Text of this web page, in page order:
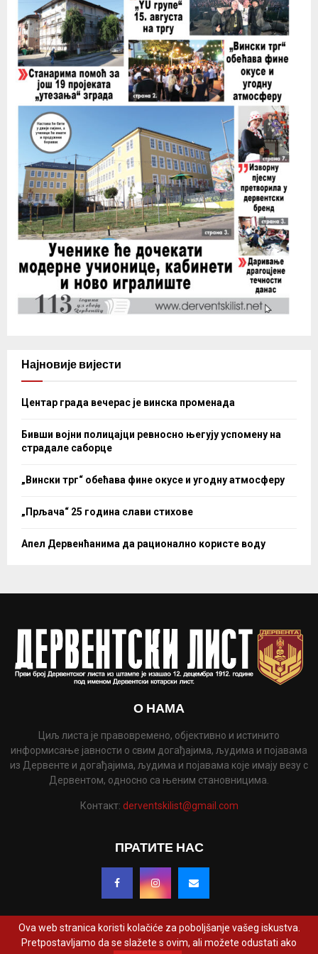
Најновије вијести
Центар града вечерас је винска променада
Бивши војни полицајци ревносно његују успомену на
страдале саборце
„Вински трг“ обећава фине окусе и угодну атмосферу
„Прљача“ 25 година слави стихове
Апел Дервенћанима да рационално користе воду
О НАМА
Циљ листа је правовремено, објективно и истинито
информисање јавности о свим догађајима, људима и појавама
из Дервенте и догађајима, људима и појавама које имају везу с
Дервентом, односно са њеним становницима.
Контакт: derventskilist@gmail.com
ПРАТИТЕ НАС
@2022 - www.derventskilist.net. Сва права задржана. Дизајнирао и развио
Ova web stranica koristi kolačiće za poboljšanje vašeg iskustva.
Pretpostavljamo da se slažete s ovim, ali možete odustati ako